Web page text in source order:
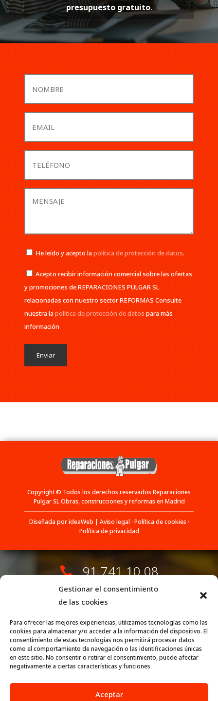
Gestionar el consentimiento
de las cookies
Para ofrecer las mejores experiencias, utilizamos tecnologías como las
cookies para almacenar y/o acceder a la información del dispositivo. El
consentimiento de estas tecnologías nos permitirá procesar datos
como el comportamiento de navegación o las identificaciones únicas
en este sitio. No consentir o retirar el consentimiento, puede afectar
negativamente a ciertas características y funciones.
Aceptar
presupuesto gratuito.
(Obligatorio)
(Obligatorio)
(Obligatorio)
(Obligatorio)
(Obligatorio)
He leído y acepto lapolítica de protección de datos.
Acepto recibir información comercial sobre las ofertas
y promociones de REPARACIONES PULGAR SL
relacionadas con nuestro sector REFORMAS Consulte
nuestra lapolítica de protección de datospara más
información
Copyright © Todos los derechos reservados Reparaciones
Pulgar SL Obras, construcciones y reformas en Madrid
Diseñada por ideaWeb | Aviso legal · Política de cookies ·
Política de privacidad
 91 741 10 08
 696 941 850
 reparacionespulgar@gmail.com
Canillejas, 28022 Madrid